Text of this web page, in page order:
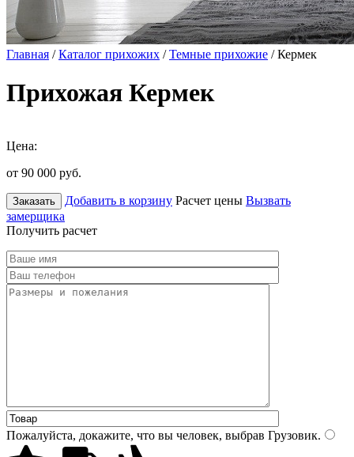
Главная /Каталог прихожих /Темные прихожие / Кермек
Прихожая Кермек
Цена:
от 90 000 руб.
Заказать Добавить в корзину Расчет цены Вызвать
замерщика
Получить расчет
Пожалуйста, докажите, что вы человек, выбрав Грузовик.